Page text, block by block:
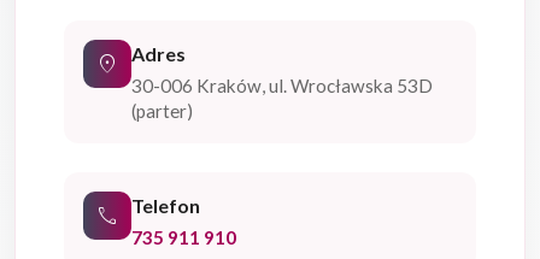
location_on Adres
30-006 Kraków, ul. Wrocławska 53D
(parter)
phone Telefon
735 911 910